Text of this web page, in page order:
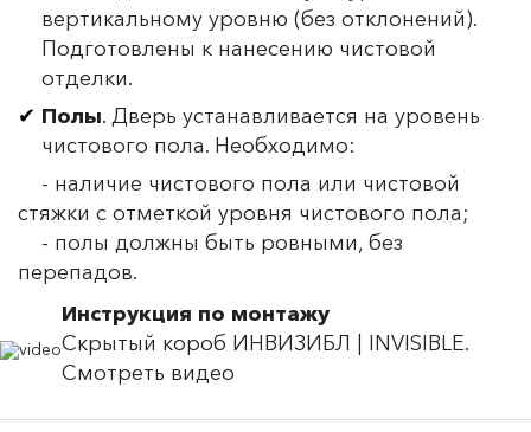
вертикальному уровню (без отклонений).
Подготовлены к нанесению чистовой
отделки.
Полы. Дверь устанавливается на уровень
чистового пола. Необходимо:
- наличие чистового пола или чистовой
стяжки с отметкой уровня чистового пола;
- полы должны быть ровными, без
перепадов.
Инструкция по монтажу
Скрытый короб ИНВИЗИБЛ | INVISIBLE.
Смотреть видео